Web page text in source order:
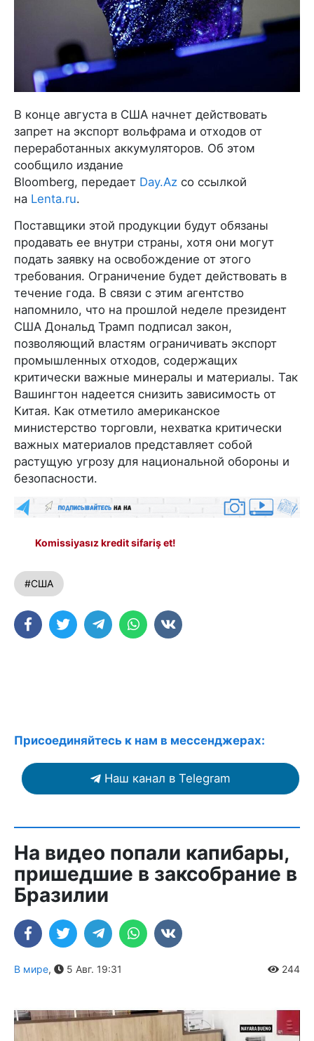
В конце августа в США начнет действовать
запрет на экспорт вольфрама и отходов от
переработанных аккумуляторов. Об этом
сообщило издание
Bloomberg, передает Day.Az со ссылкой
на Lenta.ru.
Поставщики этой продукции будут обязаны
продавать ее внутри страны, хотя они могут
подать заявку на освобождение от этого
требования. Ограничение будет действовать в
течение года. В связи с этим агентство
напомнило, что на прошлой неделе президент
США Дональд Трамп подписал закон,
позволяющий властям ограничивать экспорт
промышленных отходов, содержащих
критически важные минералы и материалы. Так
Вашингтон надеется снизить зависимость от
Китая. Как отметило американское
министерство торговли, нехватка критически
важных материалов представляет собой
растущую угрозу для национальной обороны и
безопасности.
Komissiyasız kredit sifariş et!
#США
Присоединяйтесь к нам в мессенджерах:
Наш канал в Telegram
На видео попали капибары,
пришедшие в заксобрание в
Бразилии
В мире, 5 Авг. 19:31 244